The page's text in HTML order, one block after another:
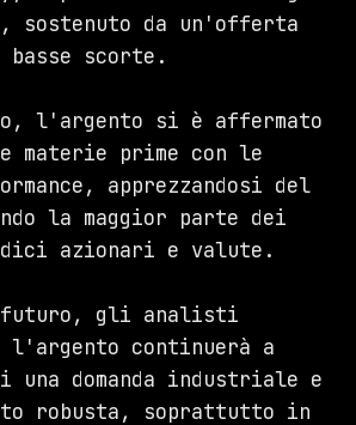
sostenuto da un'offerta
scorte.
l'argento si è affermato
materie prime con le
apprezzandosi del
la maggior parte dei
azionari e valute.
futuro, gli analisti
l'argento continuerà a
una domanda industriale e
robusta, soprattutto in